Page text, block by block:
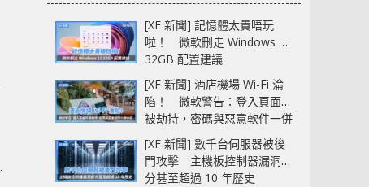
[XF 新聞] 記憶體太貴唔玩
啦！ 微軟刪走 Windows 11
32GB 配置建議
[XF 新聞] 酒店機場 Wi-Fi 淪
陷！ 微軟警告：登入頁面可
被劫持，密碼與惡意軟件一併
中招
[XF 新聞] 數千台伺服器被後
門攻擊 主機板控制器漏洞部
分甚至超過 10 年歷史